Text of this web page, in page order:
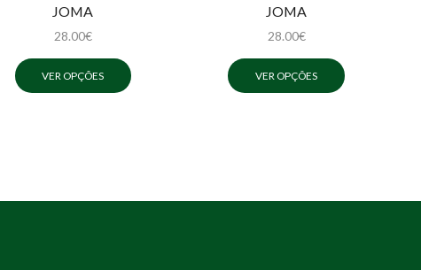
JOMA
28.00€
VER OPÇÕES
JOMA
28.00€
VER OPÇÕES